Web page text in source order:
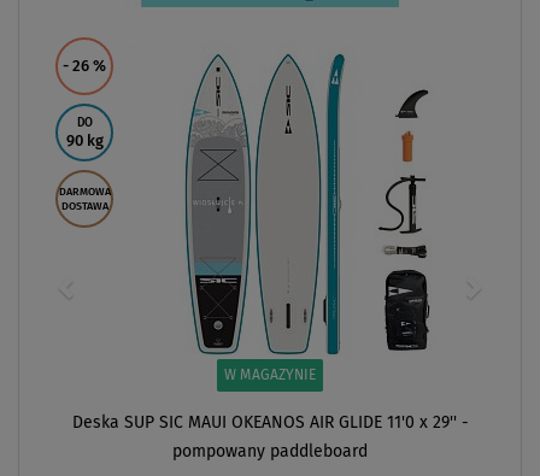
- 26 %
DO
90 kg
DARMOWA
DOSTAWA
W MAGAZYNIE
Deska SUP SIC MAUI OKEANOS AIR GLIDE 11'0 x 29'' -
pompowany paddleboard